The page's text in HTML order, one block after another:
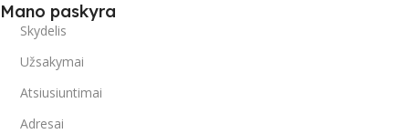
Mano paskyra
Skydelis
Užsakymai
Atsiusiuntimai
Adresai